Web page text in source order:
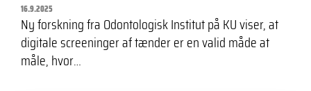
16.9.2025
Ny forskning fra Odontologisk Institut på KU viser, at
digitale screeninger af tænder er en valid måde at
måle, hvor…